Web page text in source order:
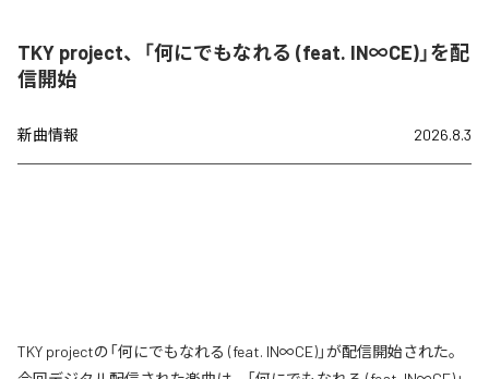
TKY project、「何にでもなれる (feat. IN∞CE)」を配
信開始
新曲情報 2026.8.3
TKY projectの「何にでもなれる (feat. IN∞CE)」が配信開始された。